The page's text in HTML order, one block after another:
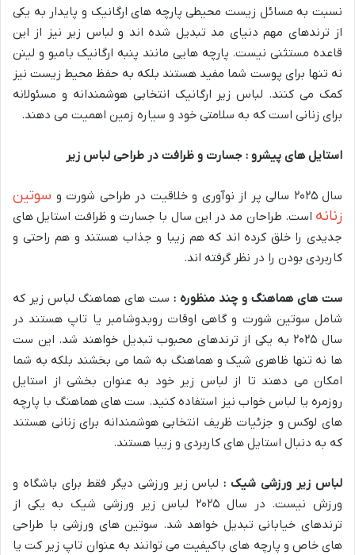
نسبت به مسائل زیست محیطی پارچه های ارگانیک و پایدار به یکی
از ترندهای مهم دنیای مد تبدیل شده اند و لباس زیر نیز از این
قاعده مستثنی نیست. پارچه هایی مانند پنبه ارگانیک بامبو و لینن
نه تنها برای پوست شما مفید هستند بلکه به حفظ محیط زیست نیز
کمک می کنند. لباس زیر ارگانیک انتخابی هوشمندانه و مسئولانه
برای زنانی است که به سلامتی خود و سیاره زمین اهمیت می دهند.
استایل های پیشرو : جسارت و ظرافت در طراحی لباس زیر
سال ۲۰۲۵ سالی پر از نوآوری و خلاقیت در طراحی شورت و
سوتین
زنانه است. طراحان مد در این سال با جسارت و ظرافت استایل های
جدیدی را خلق کرده اند که هم زیبا و جذاب هستند و هم راحتی و
کاربردی بودن را در نظر گرفته اند.
ست های هماهنگ و چند منظوره : ست های هماهنگ لباس زیر که
شامل سوتین شورت و گاهی اوقات روبدوشامبر یا تاپ هستند در
سال ۲۰۲۵ به یکی از ترندهای محبوب تبدیل خواهند شد. این ست
ها نه تنها ظاهری شیک و هماهنگ به شما می بخشند بلکه به شما
امکان می دهند تا از لباس زیر خود به عنوان بخشی از استایل
روزمره یا لباس خواب نیز استفاده کنید. ست های هماهنگ با پارچه
های لوکس و جزئیات ظریف انتخابی هوشمندانه برای زنانی هستند
که به دنبال استایل های کاربردی و زیبا هستند.
لباس زیر ورزشی شیک : لباس زیر ورزشی دیگر فقط برای باشگاه و
ورزش نیست. در سال ۲۰۲۵ لباس زیر ورزشی شیک به یکی از
ترندهای خیابانی تبدیل خواهد شد. سوتین های ورزشی با طراحی
های خاص و پارچه های باکیفیت می توانند به عنوان تاپ زیر کت یا